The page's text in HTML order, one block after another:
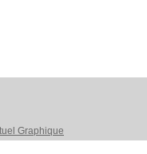
Graphique